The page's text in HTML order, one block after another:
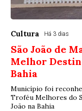
Cultura Há 3 dias
São João de
Melhor
Bahia
Município foi
Troféu Melhores do
João na Bahia